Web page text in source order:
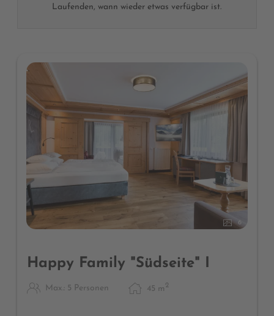
Laufenden, wann wieder etwas verfügbar ist.
6
Happy Family "Südseite" I
Max.: 5 Personen 45 m 2